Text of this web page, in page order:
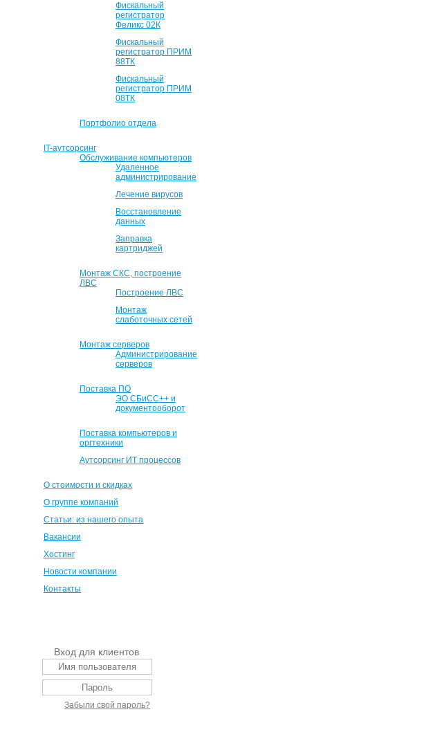
Фискальный
регистратор
Феликс 02К
Фискальный
регистратор ПРИМ
88ТК
Фискальный
регистратор ПРИМ
08ТК
Портфолио отдела
IT-аутсорсинг
Обслуживание компьютеров
Удаленное
администрирование
Лечение вирусов
Восстановление
данных
Заправка
картриджей
Монтаж СКС, построение
ЛВС
Построение ЛВС
Монтаж
слаботочных сетей
Монтаж серверов
Администрирование
серверов
Поставка ПО
ЭО СБиСС++ и
документооборот
Поставка компьютеров и
оргтехники
Аутсорсинг ИТ процессов
О стоимости и скидках
О группе компаний
Статьи: из нашего опыта
Вакансии
Хостинг
Новости компании
Контакты
Вход для клиентов
Забыли свой пароль?